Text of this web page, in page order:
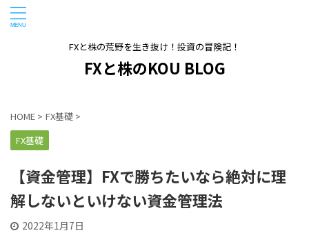
FXと株の荒野を生き抜け！投資の冒険記！
FXと株のKOU BLOG
HOME > FX基礎 >
FX基礎
【資金管理】FXで勝ちたいなら絶対に理
解しないといけない資金管理法
2022年1月7日